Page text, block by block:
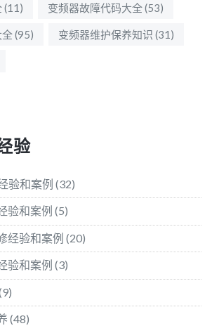
(11) 变频器故障代码大全(53)
全(95) 变频器维护保养知识 (31)
验
验和案例 (32)
验和案例 (5)
经验和案例 (20)
验和案例 (3)
(48)